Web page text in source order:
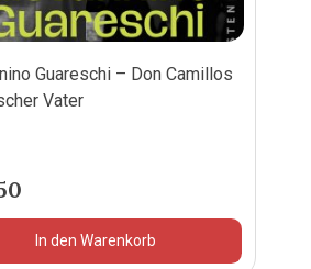
Guareschi – Don Camillos
Vater
In den Warenkorb